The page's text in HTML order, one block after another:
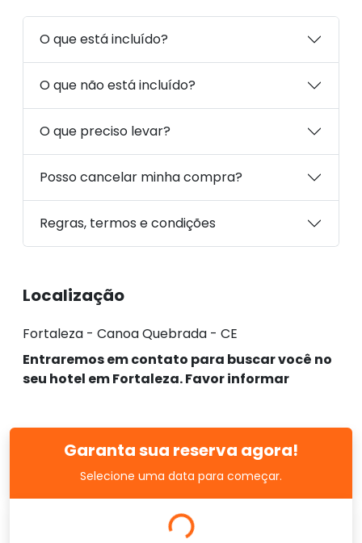
O que está incluído?
O que não está incluído?
O que preciso levar?
Posso cancelar minha compra?
Regras, termos e condições
Localização
Fortaleza - Canoa Quebrada - CE
Entraremos em contato para buscar você no
seu hotel em Fortaleza. Favor informar
Garanta sua reserva agora!
Selecione uma data para começar.